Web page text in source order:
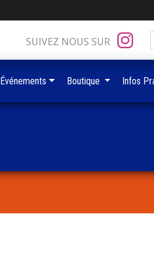
SUIVEZ NOUS SUR
Événements Boutique Infos